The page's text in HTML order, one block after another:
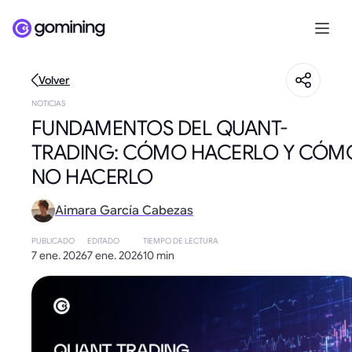
Volver
NOTICIAS
FUNDAMENTOS DEL QUANT-
TRADING: CÓMO HACERLO Y
NO HACERLO
Aimara García Cabezas
PUBLICADO
7 ene. 2026
EDITADO
7 ene. 2026
TIEMPO DE LECTURA
10 min